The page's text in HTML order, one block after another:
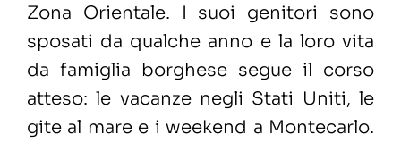
Zona Orientale. I suoi genitori sono
sposati da qualche anno e la loro vita
da famiglia borghese segue il corso
atteso: le vacanze negli Stati Uniti, le
gite al mare e i weekend a Montecarlo.